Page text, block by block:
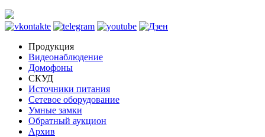
Продукция
Видеонаблюдение
Домофоны
СКУД
Источники питания
Сетевое оборудование
Умные замки
Обратный аукцион
Архив